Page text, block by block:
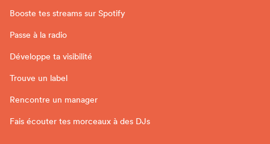
Booste tes streams sur Spotify
Passe à la radio
Développe ta visibilité
Trouve un label
Rencontre un manager
Fais écouter tes morceaux à des DJs